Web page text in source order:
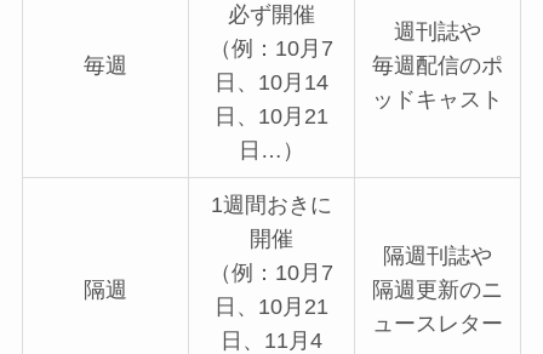
毎週
必ず開催
（例：10月7
日、10月14
日、10月21
日…）
週刊誌や
毎週配信のポ
ッドキャスト
隔週
1週間おきに
開催
（例：10月7
日、10月21
日、11月4
隔週刊誌や
隔週更新のニ
ュースレター